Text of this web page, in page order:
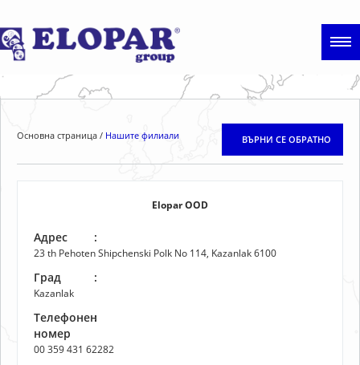
Основна страница Нашите филиали ВЪРНИ СЕ ОБРАТНО
Elopar OOD
Адрес :
23 th Pehoten Shipchenski Polk No 114, Kazanlak 6100
Град :
Kazanlak
Телефонен
номер
:
00 359 431 62282